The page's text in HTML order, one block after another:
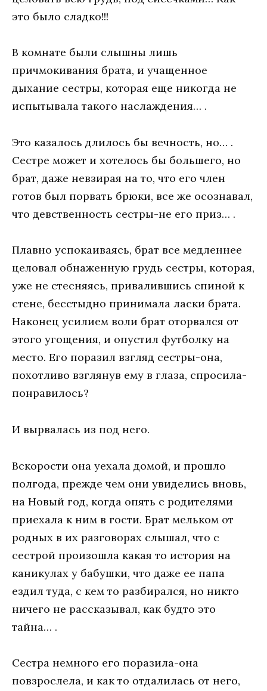
это было сладко!!!
В комнате были слышны лишь
причмокивания брата, и учащенное
дыхание сестры, которая еще никогда не
испытывала такого наслаждения… .
Это казалось длилось бы вечность, но… .
Сестре может и хотелось бы большего, но
брат, даже невзирая на то, что его член
готов был порвать брюки, все же осознавал,
что девственность сестры-не его приз… .
Плавно успокаиваясь, брат все медленнее
целовал обнаженную грудь сестры, которая,
уже не стесняясь, привалившись спиной к
стене, бесстыдно принимала ласки брата.
Наконец усилием воли брат оторвался от
этого угощения, и опустил футболку на
место. Его поразил взгляд сестры-она,
похотливо взглянув ему в глаза, спросила-
понравилось?
И вырвалась из под него.
Вскорости она уехала домой, и прошло
полгода, прежде чем они увиделись вновь,
на Новый год, когда опять с родителями
приехала к ним в гости. Брат мельком от
родных в их разговорах слышал, что с
сестрой произошла какая то история на
каникулах у бабушки, что даже ее папа
ездил туда, с кем то разбирался, но никто
ничего не рассказывал, как будто это
тайна… .
Сестра немного его поразила-она
повзрослела, и как то отдалилась от него,